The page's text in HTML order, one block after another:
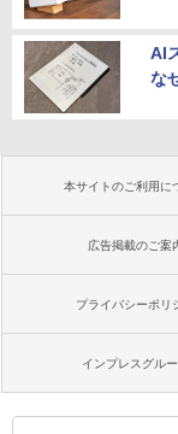
AI
な
本サイトのご利用に
広告掲載のご案
プライバシーポリ
インプレスグル